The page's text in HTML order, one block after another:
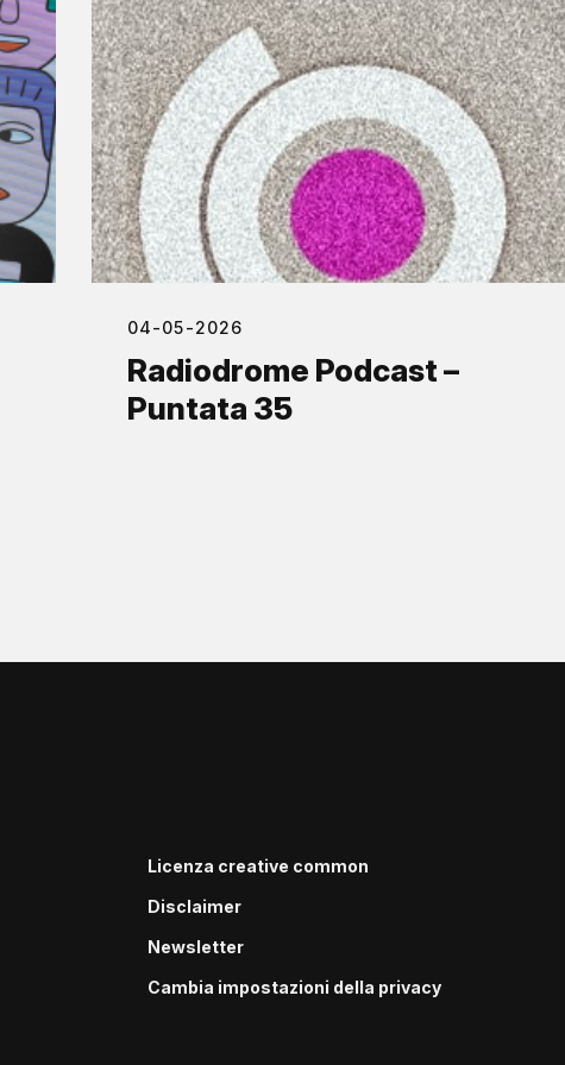
04-05-2026
Radiodrome Podcast –
Puntata 35
Licenza creative common
Disclaimer
Newsletter
Cambia impostazioni della privacy